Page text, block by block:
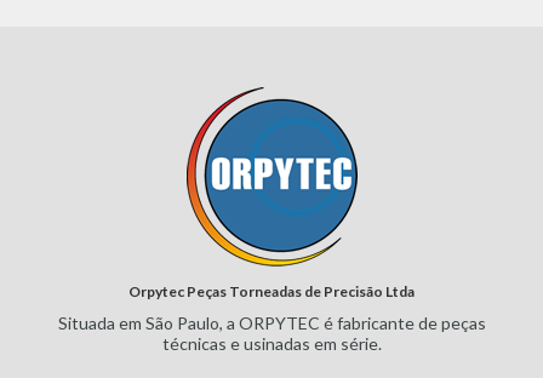
Orpytec Peças Torneadas de Precisão Ltda
Situada em São Paulo, a ORPYTEC é fabricante de peças
técnicas eusinadas em série.